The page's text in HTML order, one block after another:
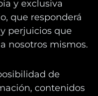
y exclusiva
que responderá
perjuicios que
nosotros mismos.
de
contenidos